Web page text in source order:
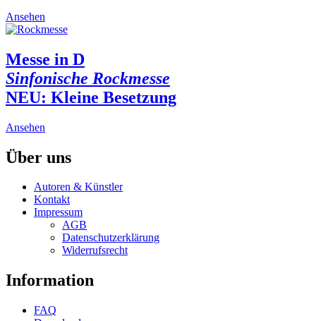
Ansehen
product
multiple
variants.
The
options
may
chosen
the
page
Messe in D
Sinfonische Rockmesse
NEU: Kleine Besetzung
Ansehen
multiple
The
options
may
be
chosen
on
product
Über uns
Autoren & Künstler
Kontakt
Impressum
AGB
Datenschutzerklärung
Widerrufsrecht
Information
FAQ